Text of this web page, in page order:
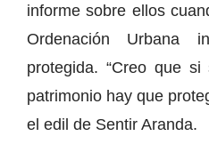
informe sobre ellos
Ordenación Urbana
protegida. “Creo que
patrimonio hay que
el edil de Sentir Aranda.